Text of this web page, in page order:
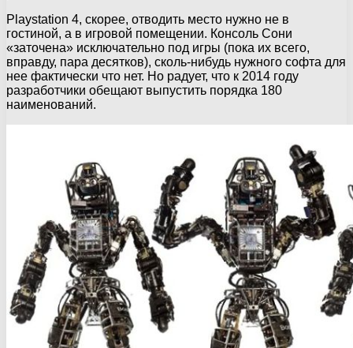
Playstation 4, скорее, отводить место нужно не в
гостиной, а в игровой помещении. Консоль Сони
«заточена» исключательно под игры (пока их всего,
вправду, пара десятков), сколь-нибудь нужного софта для
нее фактически что нет. Но радует, что к 2014 году
разработчики обещают выпустить порядка 180
наименований.